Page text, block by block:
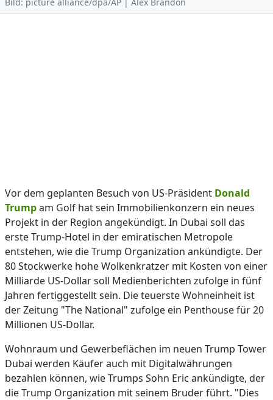
Vor dem geplanten Besuch von US-Präsident Donald
Trumpam Golf hat sein Immobilienkonzern ein neues
Projekt in der Region angekündigt. In Dubai soll das
erste Trump-Hotel in der emiratischen Metropole
entstehen, wie die Trump Organization ankündigte. Der
80 Stockwerke hohe Wolkenkratzer mit Kosten von einer
Milliarde US-Dollar soll Medienberichten zufolge in fünf
Jahren fertiggestellt sein. Die teuerste Wohneinheit ist
der Zeitung "The National" zufolge ein Penthouse für 20
Millionen US-Dollar.
Wohnraum und Gewerbeflächen im neuen Trump Tower
Dubai werden Käufer auch mit Digitalwährungen
bezahlen können, wie Trumps Sohn Eric ankündigte, der
die Trump Organization mit seinem Bruder führt. "Dies